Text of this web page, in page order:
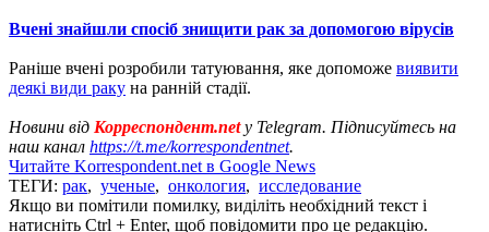
Вчені знайшли спосіб знищити рак за допомогою вірусів
Раніше вчені розробили татуювання, яке допоможе виявити
деякі види раку на ранній стадії.
Новини від Корреспондент.netу Telegram. Підписуйтесь на
наш канал https://t.me/korrespondentnet.
Читайте Korrespondent.net в Google News
ТЕГИ: рак, ученые, онкология, исследование
Якщо ви помітили помилку, виділіть необхідний текст і
натисніть Ctrl + Enter, щоб повідомити про це редакцію.